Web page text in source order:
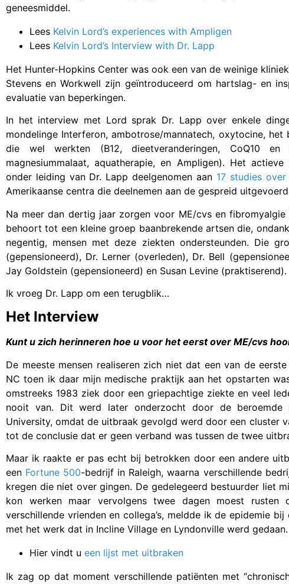
geneesmiddel.
Lees Kelvin Lord’s experiences with Ampligen
Lees Kelvin Lord’s Interview with Dr. Lapp
Het Hunter-Hopkins Center was ook een van de weinige
Stevens en Workwell zijn geïntroduceerd om hartslag- en
evaluatie van beperkingen.
In het interview met Lord sprak Dr. Lapp over enkele
mondelinge Interferon, ambotrose/mannatech, oxytocine,
die wel werkten (B12, dieetveranderingen, CoQ10
magnesiummalaat, aquatherapie, en Ampligen). Het
onder leiding van Dr. Lapp deelgenomen aan 17 studies
Amerikaanse centra die deelnemen aan de gespreid
Na meer dan dertig jaar zorgen voor ME/cvs en
behoort tot een kleine groep baanbrekende artsen die,
negentig, mensen met deze ziekten ondersteunden. Die
(gepensioneerd), Dr. Lerner (overleden), Dr. Bell
Jay Goldstein (gepensioneerd) en Susan Levine (praktiserend).
Ik vroeg Dr. Lapp om een terugblik…
Het Interview
Kunt u zich herinneren hoe u voor het eerst over ME/cvs
De meeste mensen realiseren zich niet dat een van de
NC toen ik daar mijn medische praktijk aan het opstarten
omstreeks 1983 ziek door een griepachtige ziekte en veel
nooit van. Dit werd later onderzocht door de beroemde
University, omdat de uitbraak gevolgd werd door een cluster
tot de conclusie dat er geen verband was tussen de twee
Maar ik raakte er pas echt bij betrokken door een andere
een Fortune 500-bedrijf in Raleigh, waarna verschillende
kregen die niet over gingen. De gedelegeerd bestuurder liet
kon werken maar vervolgens twee dagen moest
verschillende vrienden en collega’s, meldde ik de epidemie
met het werk dat in Incline Village en Lyndonville werd gedaan.
Hier vindt u een lijst met uitbraken
Ik zag op dat moment verschillende patiënten met